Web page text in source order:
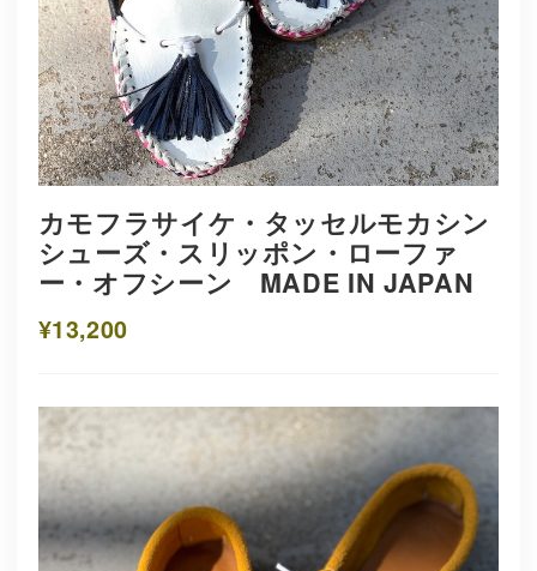
カモフラサイケ・タッセルモカシン
シューズ・スリッポン・ローファ
ー・オフシーン MADE IN JAPAN
¥13,200